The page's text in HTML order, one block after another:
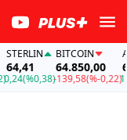
(%0,38)
BITCOIN
64.850,00
-139,58(%-0,22)